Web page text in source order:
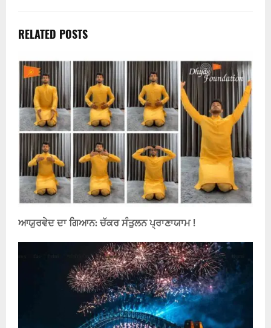
RELATED POSTS
ਆਯੁਰਵੇਦ ਦਾ ਗਿਆਨ: ਚੱਕਰ ਸੰਤੁਲਨ ਪ੍ਰਾਣਾਯਾਮ !